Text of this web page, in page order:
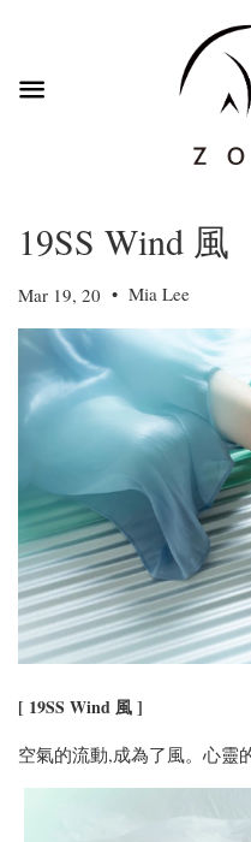
19SS Wind 風
Mar 19, 20 • Mia Lee
[ 19SS Wind 風 ]
空氣的流動,成為了風。心靈